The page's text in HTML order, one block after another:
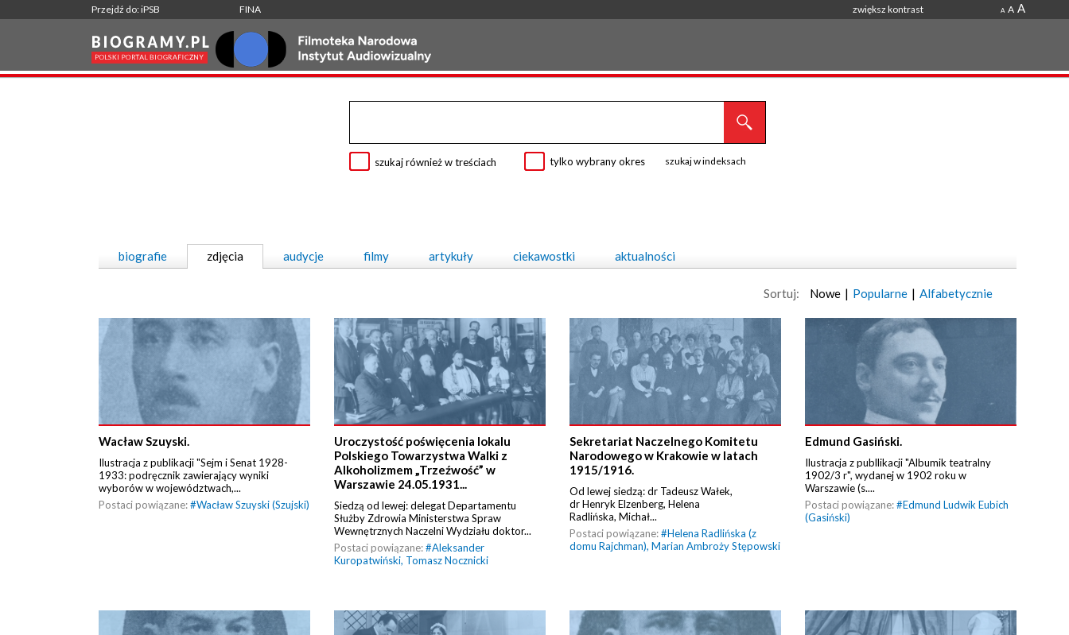
Przejdź do: iPSB FINA zwiększ kontrast A A A
szukaj również w treściach tylko wybrany okres szukaj w indeksach
biografie zdjęcia audycje filmy artykuły ciekawostki aktualności
Sortuj: Nowe | Popularne | Alfabetycznie
Wacław Szuyski.
Ilustracja z publikacji "Sejm i Senat 1928-
1933: podręcznik zawierający wyniki
wyborów w województwach,...
Postaci powiązane:#Wacław Szuyski (Szujski)
Uroczystość poświęcenia lokalu
Polskiego Towarzystwa Walki z
Alkoholizmem „Trzeźwość” w
Warszawie 24.05.1931...
Siedzą od lewej: delegat Departamentu
Służby Zdrowia Ministerstwa Spraw
Wewnętrznych Naczelni Wydziału doktor...
Postaci powiązane:#Aleksander
Kuropatwiński, Tomasz Nocznicki
Sekretariat Naczelnego Komitetu
Narodowego w Krakowie w latach
1915/1916.
Od lewej siedzą: dr Tadeusz Wałek,
dr Henryk Elzenberg, Helena
Radlińska, Michał...
Postaci powiązane:#Helena Radlińska (z
domu Rajchman),Marian Ambroży Stępowski
Edmund Gasiński.
Ilustracja z publlikacji "Albumik teatralny
1902/3 r", wydanej w 1902 roku w
Warszawie (s....
Postaci powiązane:#Edmund Ludwik Eubich
(Gasiński)